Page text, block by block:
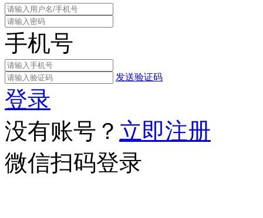
手机号
发送验证码
登录
没有账号？ 立即注册
微信扫码登录